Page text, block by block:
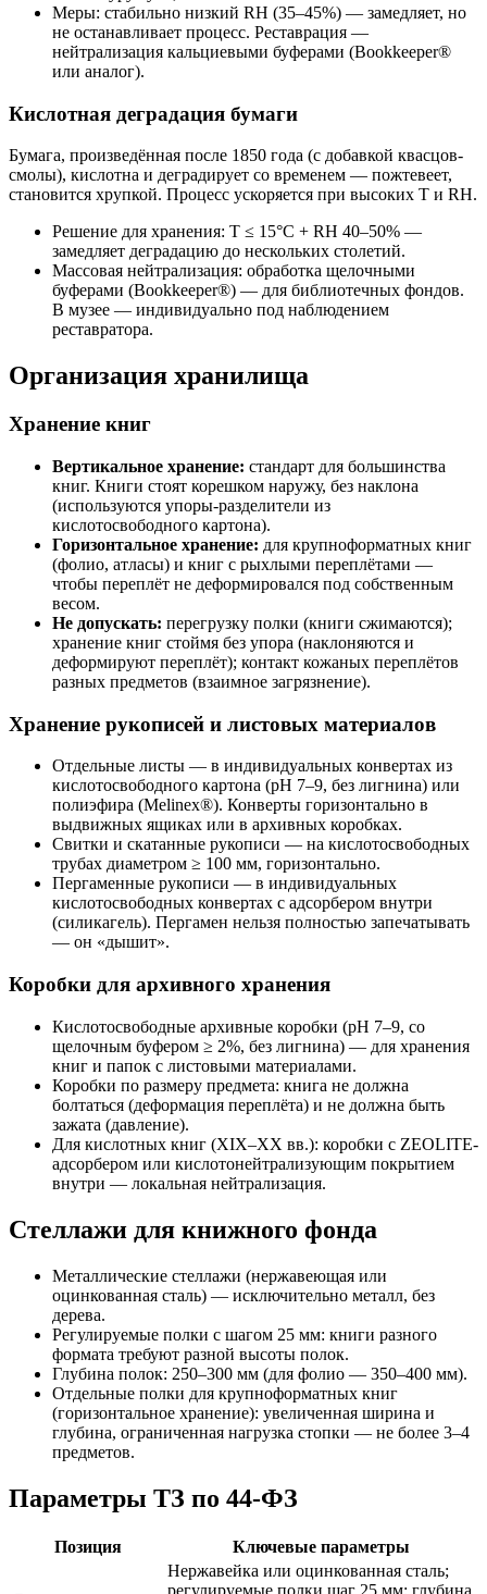
Меры: стабильно низкий RH (35–45%) — замедляет, но
не останавливает процесс. Реставрация —
нейтрализация кальциевыми буферами (Bookkeeper®
или аналог).
Кислотная деградация бумаги
Бумага, произведённая после 1850 года (с добавкой квасцов-
смолы), кислотна и деградирует со временем — пожтевеет,
становится хрупкой. Процесс ускоряется при высоких T и RH.
Решение для хранения: T ≤ 15°С + RH 40–50% —
замедляет деградацию до нескольких столетий.
Массовая нейтрализация: обработка щелочными
буферами (Bookkeeper®) — для библиотечных фондов.
В музее — индивидуально под наблюдением
реставратора.
Организация хранилища
Хранение книг
Вертикальное хранение: стандарт для большинства
книг. Книги стоят корешком наружу, без наклона
(используются упоры-разделители из
кислотосвободного картона).
Горизонтальное хранение: для крупноформатных книг
(фолио, атласы) и книг с рыхлыми переплётами —
чтобы переплёт не деформировался под собственным
весом.
Не допускать: перегрузку полки (книги сжимаются);
хранение книг стоймя без упора (наклоняются и
деформируют переплёт); контакт кожаных переплётов
разных предметов (взаимное загрязнение).
Хранение рукописей и листовых материалов
Отдельные листы — в индивидуальных конвертах из
кислотосвободного картона (pH 7–9, без лигнина) или
полиэфира (Melinex®). Конверты горизонтально в
выдвижных ящиках или в архивных коробках.
Свитки и скатанные рукописи — на кислотосвободных
трубах диаметром ≥ 100 мм, горизонтально.
Пергаменные рукописи — в индивидуальных
кислотосвободных конвертах с адсорбером внутри
(силикагель). Пергамен нельзя полностью запечатывать
— он «дышит».
Коробки для архивного хранения
Кислотосвободные архивные коробки (pH 7–9, со
щелочным буфером ≥ 2%, без лигнина) — для хранения
книг и папок с листовыми материалами.
Коробки по размеру предмета: книга не должна
болтаться (деформация переплёта) и не должна быть
зажата (давление).
Для кислотных книг (XIX–XX вв.): коробки с ZEOLITE-
адсорбером или кислотонейтрализующим покрытием
внутри — локальная нейтрализация.
Стеллажи для книжного фонда
Металлические стеллажи (нержавеющая или
оцинкованная сталь) — исключительно металл, без
дерева.
Регулируемые полки с шагом 25 мм: книги разного
формата требуют разной высоты полок.
Глубина полок: 250–300 мм (для фолио — 350–400 мм).
Отдельные полки для крупноформатных книг
(горизонтальное хранение): увеличенная ширина и
глубина, ограниченная нагрузка стопки — не более 3–4
предметов.
Параметры ТЗ по 44-ФЗ
Позиция Ключевые параметры
Нержавейка или оцинкованная сталь;